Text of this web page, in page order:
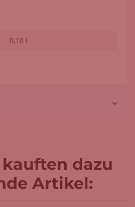
0,10 l
dazu
Artikel: